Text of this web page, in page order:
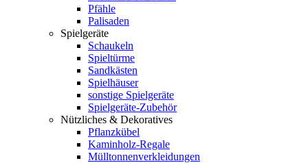
Pfähle
Palisaden
Spielgeräte
Schaukeln
Spieltürme
Sandkästen
Spielhäuser
sonstige Spielgeräte
Spielgeräte-Zubehör
Nützliches & Dekoratives
Pflanzkübel
Kaminholz-Regale
Mülltonnenverkleidungen